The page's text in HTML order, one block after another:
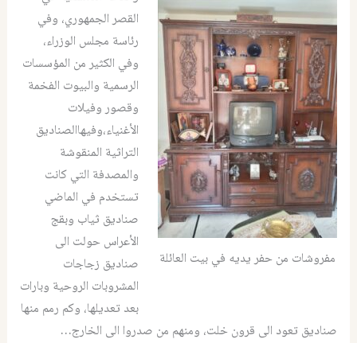
مفروشات من حفر يديه في بيت العائلة
القصر الجمهوري، وفي
رئاسة مجلس الوزراء،
وفي الكثير من المؤسسات
الرسمية والبيوت الفخمة
وقصور وفيلات
الأغنياء،وفيهاالصناديق
التراثية المنقوشة
والمصدفة التي كانت
تستخدم في الماضي
صناديق ثياب وبقج
الأعراس حولت الى
صناديق زجاجات
المشروبات الروحية وبارات
بعد تعديلها، وكم رمم منها
صناديق تعود الى قرون خلت، ومنهم من صدروا الى الخارج…